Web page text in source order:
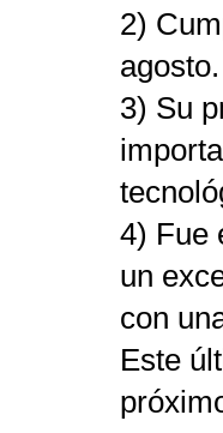
2)
agosto.
3) Su
4) Fue
un
con
Este